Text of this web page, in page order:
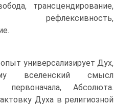
трансцендирование,
рефлексивность,
универсализирует Дух,
вселенский смысл
первоначала, Абсолюта.
Духа в религиозной